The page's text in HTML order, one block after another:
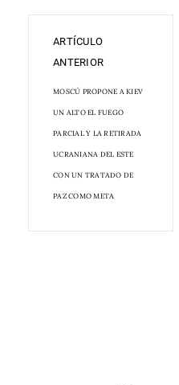
ARTÍCULO
ANTERIOR
MOSCÚ PROPONE A KIEV
UN ALTO EL FUEGO
PARCIAL Y LA RETIRADA
UCRANIANA DEL ESTE
CON UN TRATADO DE
PAZ COMO META